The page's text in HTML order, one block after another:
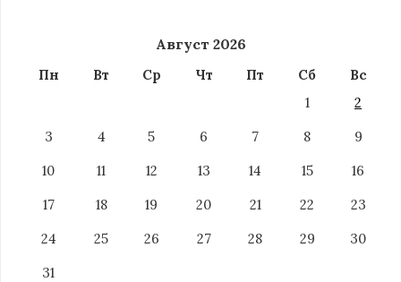
Август 2026
Пн Вт Ср Чт Пт Сб
Вс
1
2
3
4 5 6 7 8
9
10
11 12 13 14 15
16
17
18 19 20 21 22
23
24
25 26 27 28 29
30
31